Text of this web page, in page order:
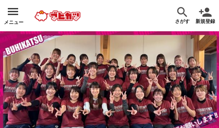
メニュー さがす 新規登録